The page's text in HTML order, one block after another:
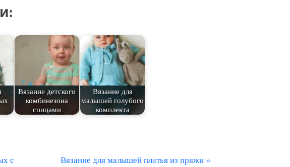
Вязание детского
комбинезона
спицами
Вязание для
малышей голубого
комплекта
с
С
Вязание для малышей платья из пряжи